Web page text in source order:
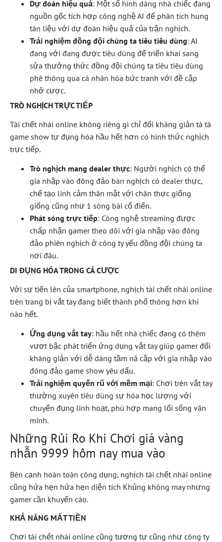
Dự đoán hiệu quả: Một số hình dáng nhà chiếc đang
nguồn gốc tích hợp công nghệ AI để phân tích hung
tàn liệu với dự đoán hiệu quả của trận nghịch.
Trải nghiệm đồng đội chúng ta tiêu tiêu dùng: AI
đang với đang được tiêu dùng để triển khai sang
sửa thưởng thức đồng đội chúng ta tiêu tiêu dùng
phê thông qua cá nhân hóa bức tranh với đề cập
nhở cược.
TRÒ NGHỊCH TRỰC TIẾP
Tài chết nhái online không riêng gì chỉ đối kháng giản tà tà
game show tự đụng hóa hầu hết hơn có hình thức nghịch
trực tiếp.
Trò nghịch mang dealer thực: Người nghịch có thể
gia nhập vào đông đảo bàn nghịch có dealer thực,
chế tạo linh cảm thân mật với chân thực giống
giống cũng như 1 sòng bài cổ điển.
Phát sóng trực tiếp: Công nghệ streaming được
chấp nhận gamer theo dõi với gia nhập vào đông
đảo phiên nghịch ở công ty yếu đồng đội chúng ta
nơi đâu.
DI ĐỤNG HÓA TRONG CÁ CƯỢC
Với sự tiến lên của smartphone, nghịch tài chết nhái online
trên trang bị vắt tay đang biết thành phổ thông hơn khi
nào hết.
Ứng dụng vắt tay: hầu hết nhà chiếc đang có thêm
vượt bậc phát triển ứng dụng vắt tay giúp gamer đối
kháng giản với dễ dàng tầm nã cập với gia nhập vào
đông đảo game show yêu dấu.
Trải nghiệm quyến rũ với mềm mại: Chơi trên vắt tay
thường xuyên tiêu dùng sự hóa học lượng với
chuyển đụng linh hoạt, phù hợp mang lối sống văn
minh.
Những Rủi Ro Khi Chơi giá vàng
nhẫn 9999 hôm nay mua vào
Bên cạnh hoàn toàn công dụng, nghịch tài chết nhái online
cũng hứa hẹn hứa hẹn diện tích Khủng không may nhưng
gamer cần khuyến cáo.
KHẢ NĂNG MẤT TIỀN
Chơi tài chết nhái online cũng tương tự cũng như công ty